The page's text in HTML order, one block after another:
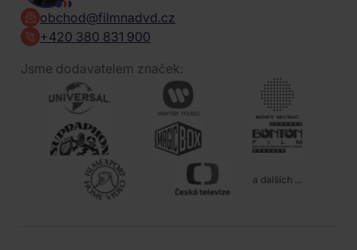
obchod@filmnadvd.cz
+420 380 831 900
Jsme dodavatelem značek:
a dalších ...